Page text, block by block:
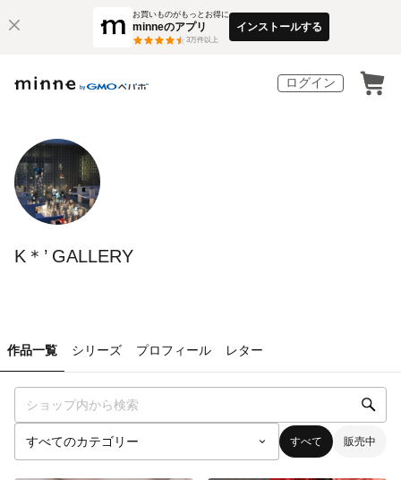
お買いものがもっとお得に
minneのアプリ
3万件以上
インストールする
ログイン
K＊’ GALLERY
作品一覧 シリーズ プロフィール レター
すべて 販売中